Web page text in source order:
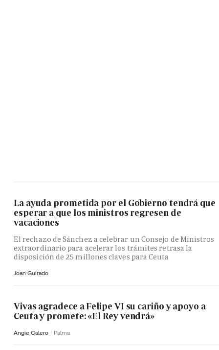
La ayuda prometida por el Gobierno tendrá que
esperar a que los ministros regresen de
vacaciones
El rechazo de Sánchez a celebrar un Consejo de Ministros
extraordinario para acelerar los trámites retrasa la
disposición de 25 millones claves para Ceuta
Joan Guirado
Vivas agradece a Felipe VI su cariño y apoyo a
Ceuta y promete: «El Rey vendrá»
Angie Calero Palma